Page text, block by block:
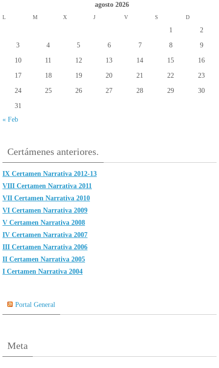
agosto 2026
L M X J V S D
1 2
3 4 5 6 7 8 9
10 11 12 13 14 15 16
17 18 19 20 21 22 23
24 25 26 27 28 29 30
31
« Feb
Certámenes anteriores.
IX Certamen Narrativa 2012-13
VIII Certamen Narrativa 2011
VII Certamen Narrativa 2010
VI Certamen Narrativa 2009
V Certamen Narrativa 2008
IV Certamen Narrativa 2007
III Certamen Narrativa 2006
II Certamen Narrativa 2005
I Certamen Narrativa 2004
Portal General
Meta